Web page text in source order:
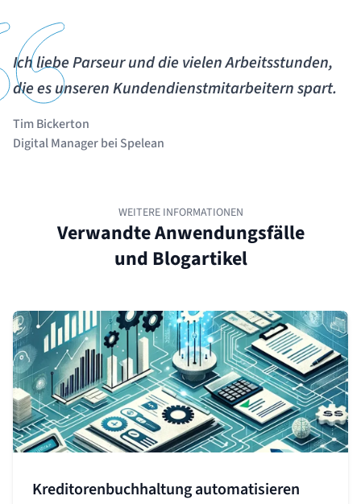
Ich liebe Parseur und die vielen Arbeitsstunden,
die es unseren Kundendienstmitarbeitern spart.
Tim Bickerton
Digital Manager bei Spelean
WEITERE INFORMATIONEN
Verwandte Anwendungsfälle
und Blogartikel
Kreditorenbuchhaltung automatisieren